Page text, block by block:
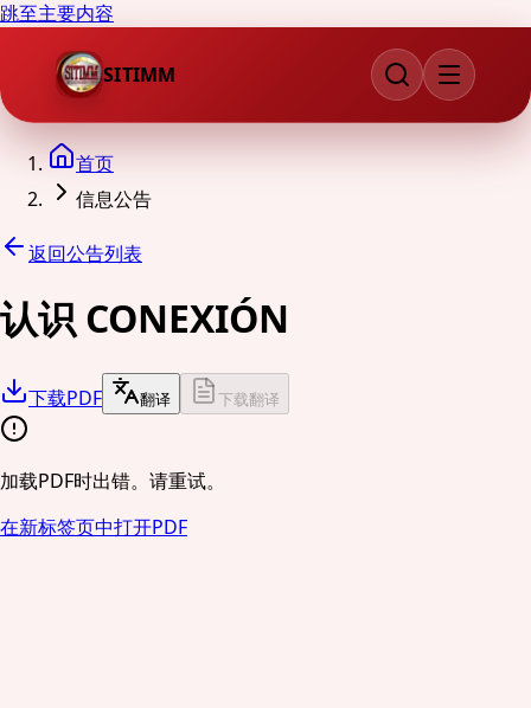
跳至主要内容
SITIMM
首页
信息公告
返回公告列表
认识 CONEXIÓN
下载PDF 翻译 下载翻译
加载PDF时出错。请重试。
在新标签页中打开PDF